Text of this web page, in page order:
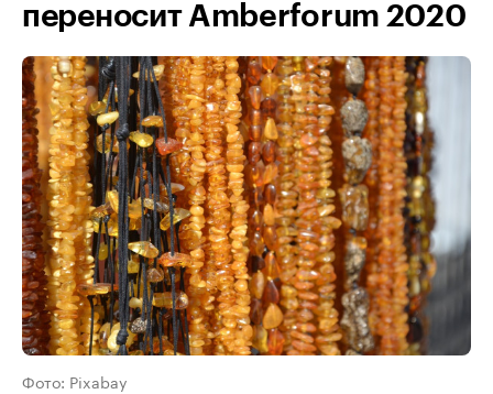
переносит Amberforum 2020
Фото: Pixabay